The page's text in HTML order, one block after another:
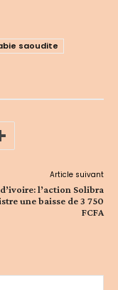
saoudite
Article suivant
l’action Solibra
une baisse de 3 750
FCFA